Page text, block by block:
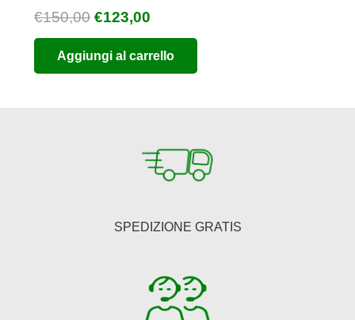
€150,00 Il
prezzo
originale
era:
€123,00
prezzo
attuale
è:
Aggiungi al carrello
SPEDIZIONE GRATIS